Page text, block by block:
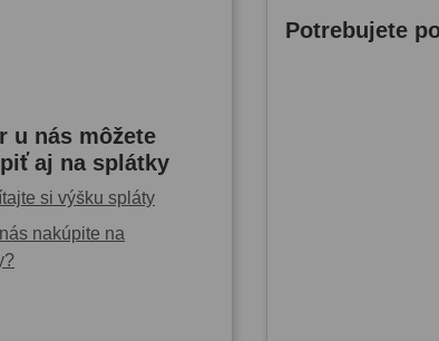
u nás môžete
aj na splátky
si výšku spláty
nakúpite na
Potrebujete